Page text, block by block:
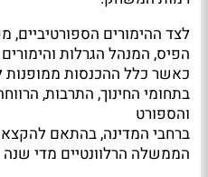
לצד ההימורים
הפיס, המנהל הגרלות והימורים
כאשר כלל ההכנסות ממופנות
בתחומי החינוך, התרבות,
והספורט
ברחבי המדינה, בהתאם
הממשלה הרלוונטיים מדי